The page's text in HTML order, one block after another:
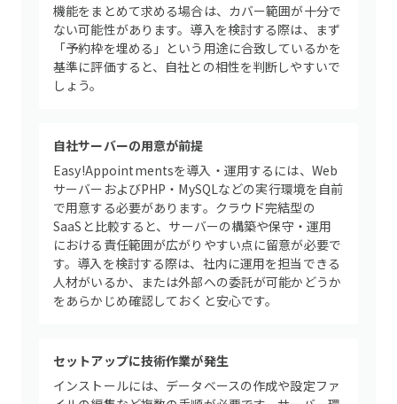
機能をまとめて求める場合は、カバー範囲が十分で
ない可能性があります。導入を検討する際は、まず
「予約枠を埋める」という用途に合致しているかを
基準に評価すると、自社との相性を判断しやすいで
しょう。
自社サーバーの用意が前提
Easy!Appointmentsを導入・運用するには、Web
サーバーおよびPHP・MySQLなどの実行環境を自前
で用意する必要があります。クラウド完結型の
SaaSと比較すると、サーバーの構築や保守・運用
における責任範囲が広がりやすい点に留意が必要で
す。導入を検討する際は、社内に運用を担当できる
人材がいるか、または外部への委託が可能かどうか
をあらかじめ確認しておくと安心です。
セットアップに技術作業が発生
インストールには、データベースの作成や設定ファ